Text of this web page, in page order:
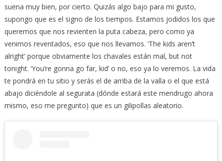
suena muy bien, por cierto. Quizás algo bajo para mi gusto,
supongo que es el signo de los tiempos. Estamos jodidos los que
queremos que nos revienten la puta cabeza, pero como ya
venimos reventados, eso que nos llevamos. ‘The kids aren’t
alright’ porque obviamente los chavales están mal, but not
tonight. ‘You’re gonna go far, kid’ o no, eso ya lo veremos. La vida
te pondrá en tu sitio y serás el de arriba de la valla o el que está
abajo diciéndole al segurata (dónde estará este mendrugo ahora
mismo, eso me pregunto) que es un gilipollas aleatorio.